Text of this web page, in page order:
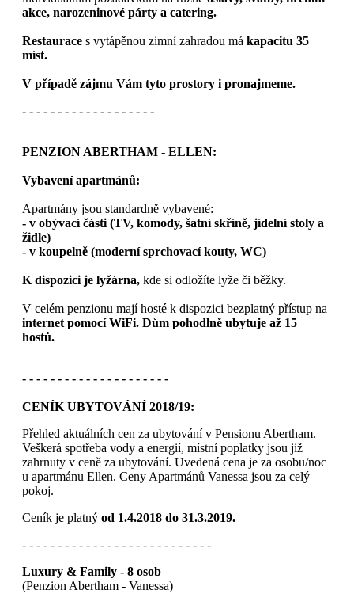
akce, narozeninové párty a catering.
Restaurace s vytápěnou zimní zahradou má kapacitu 35
míst.
V případě zájmu Vám tyto prostory i pronajmeme.
- - - - - - - - - - - - - - - - - - -
PENZION ABERTHAM - ELLEN:
Vybavení apartmánů:
Apartmány jsou standardně vybavené:
- v obývací části (TV, komody, šatní skříně, jídelní stoly a
židle)
- v koupelně (moderní sprchovací kouty, WC)
K dispozici je lyžárna, kde si odložíte lyže či běžky.
V celém penzionu mají hosté k dispozici bezplatný přístup na
internet pomocí WiFi. Dům pohodlně ubytuje až 15
hostů.
- - - - - - - - - - - - - - - - - - - - -
CENÍK UBYTOVÁNÍ 2018/19:
Přehled aktuálních cen za ubytování v Pensionu Abertham.
Veškerá spotřeba vody a energií, místní poplatky jsou již
zahrnuty v ceně za ubytování. Uvedená cena je za osobu/noc
u apartmánu Ellen. Ceny Apartmánů Vanessa jsou za celý
pokoj.
Ceník je platný od 1.4.2018 do 31.3.2019.
- - - - - - - - - - - - - - - - - - - - - - - - - - -
Luxury & Family - 8 osob
(Penzion Abertham - Vanessa)